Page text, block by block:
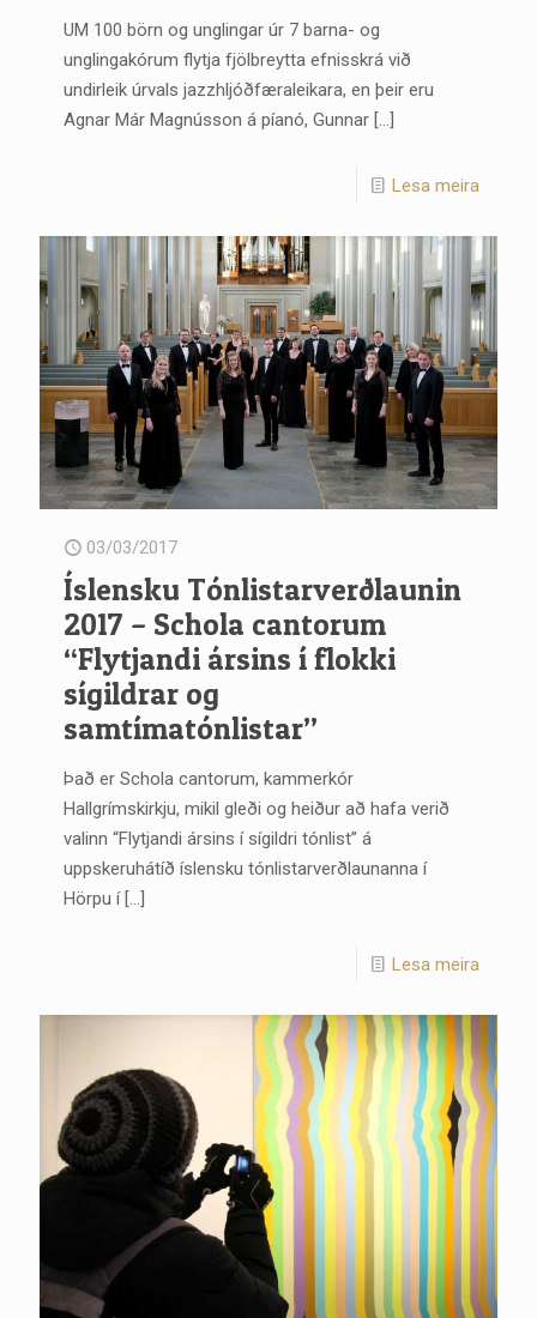
UM 100 börn og unglingar úr 7 barna- og
unglingakórum flytja fjölbreytta efnisskrá við
undirleik úrvals jazzhljóðfæraleikara, en þeir eru
Agnar Már Magnússon á píanó, Gunnar […]
Lesa meira
03/03/2017
Íslensku Tónlistarverðlaunin
2017 – Schola cantorum
“Flytjandi ársins í flokki
sígildrar og
samtímatónlistar”
Það er Schola cantorum, kammerkór
Hallgrímskirkju, mikil gleði og heiður að hafa verið
valinn “Flytjandi ársins í sígildri tónlist” á
uppskeruhátíð íslensku tónlistarverðlaunanna í
Hörpu í[…]
Lesa meira